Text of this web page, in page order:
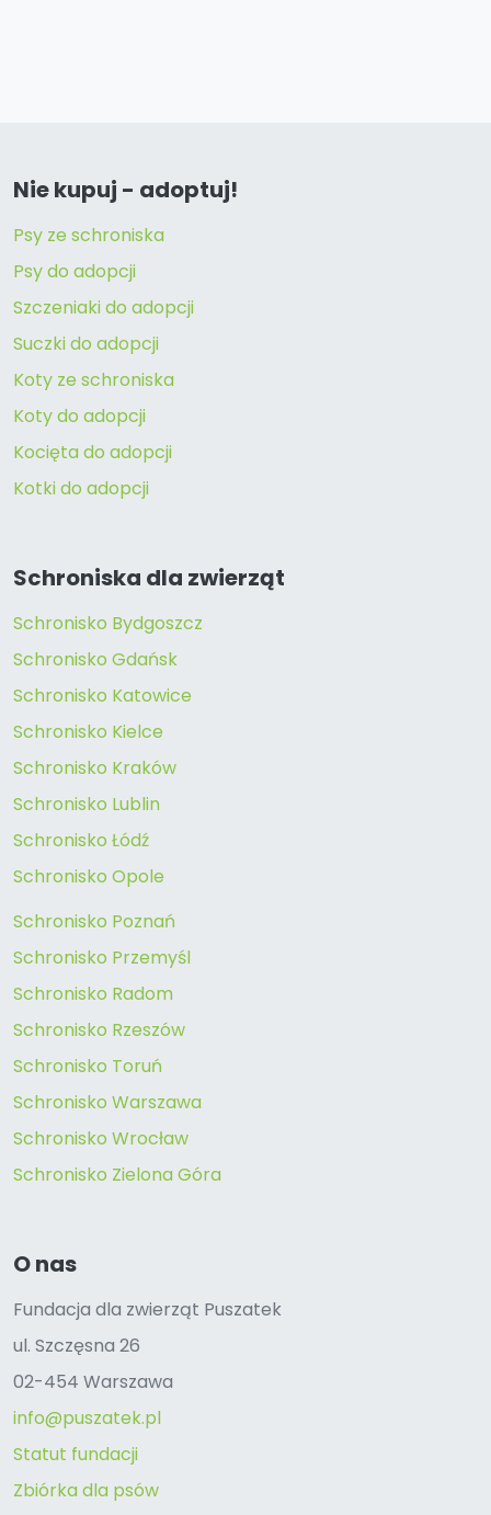
Nie kupuj - adoptuj!
Psy ze schroniska
Psy do adopcji
Szczeniaki do adopcji
Suczki do adopcji
Koty ze schroniska
Koty do adopcji
Kocięta do adopcji
Kotki do adopcji
Schroniska dla zwierząt
Schronisko Bydgoszcz
Schronisko Gdańsk
Schronisko Katowice
Schronisko Kielce
Schronisko Kraków
Schronisko Lublin
Schronisko Łódź
Schronisko Opole
Schronisko Poznań
Schronisko Przemyśl
Schronisko Radom
Schronisko Rzeszów
Schronisko Toruń
Schronisko Warszawa
Schronisko Wrocław
Schronisko Zielona Góra
O nas
Fundacja dla zwierząt Puszatek
ul. Szczęsna 26
02-454 Warszawa
info@puszatek.pl
Statut fundacji
Zbiórka dla psów